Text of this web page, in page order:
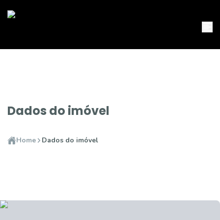
Dados do imóvel
Home Dados do imóvel